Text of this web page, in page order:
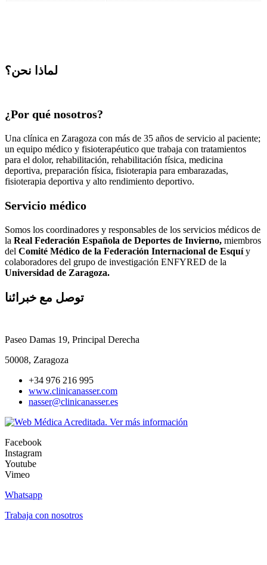
لماذا نحن؟
¿Por qué nosotros?
Una clínica en Zaragoza con más de 35 años de servicio al paciente;
un equipo médico y fisioterapéutico que trabaja con tratamientos
para el dolor, rehabilitación, rehabilitación física, medicina
deportiva, preparación física, fisioterapia para embarazadas,
fisioterapia deportiva y alto rendimiento deportivo.
Servicio médico
Somos los coordinadores y responsables de los servicios médicos de
la Real Federación Española de Deportes de Invierno, miembros
del Comité Médico de la Federación Internacional de Esquíy
colaboradores del grupo de investigación ENFYRED de la
Universidad de Zaragoza.
توصل مع خبرائنا
Paseo Damas 19, Principal Derecha
50008, Zaragoza
+34 976 216 995
www.clinicanasser.com
nasser@clinicanasser.es
Facebook
Instagram
Youtube
Vimeo
Whatsapp
Trabaja con nosotros